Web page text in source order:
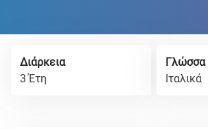
Διάρκεια
3 Έτη
Γλώσσα
Ιταλικά